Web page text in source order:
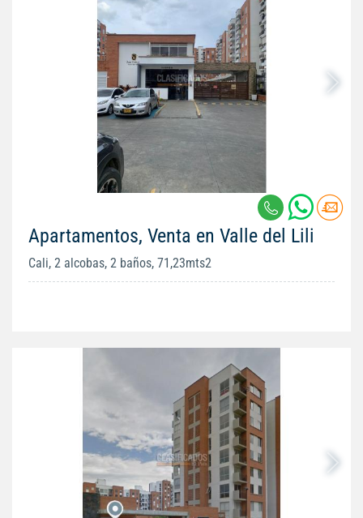
Apartamentos, Venta en Valle del Lili
Cali, 2 alcobas, 2 baños, 71,23mts2